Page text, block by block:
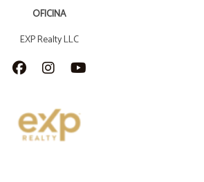
OFICINA
EXP Realty LLC